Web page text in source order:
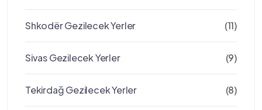
Shkodër Gezilecek Yerler (11)
Sivas Gezilecek Yerler (9)
Tekirdağ Gezilecek Yerler (8)